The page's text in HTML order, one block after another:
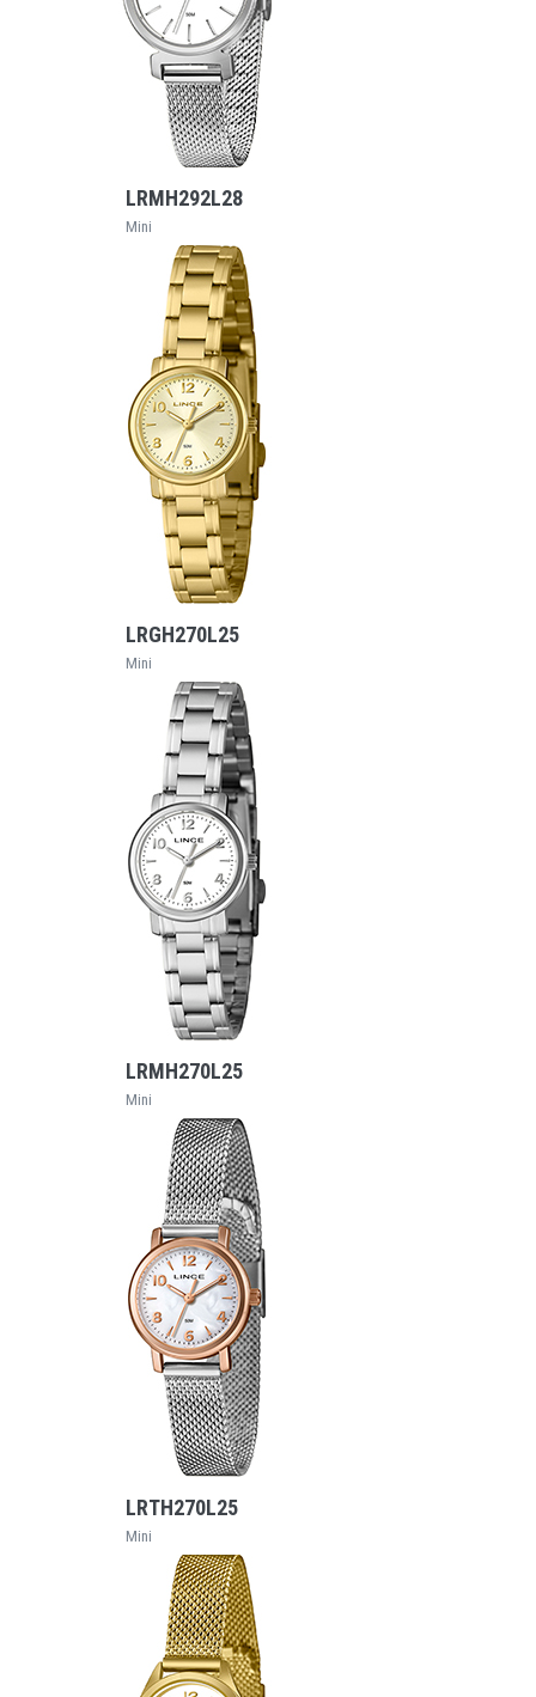
VEJA MAIS
LRMH292L28
Mini
VEJA MAIS
LRGH270L25
Mini
VEJA MAIS
LRMH270L25
Mini
VEJA MAIS
LRTH270L25
Mini